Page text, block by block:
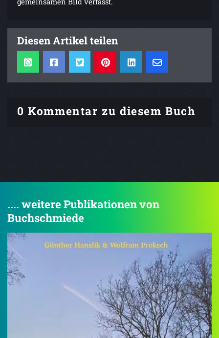
Diesen Artikel teilen
0 Kommentar zu diesem Buch
.... weitere Publikationen von
Buchschmiede